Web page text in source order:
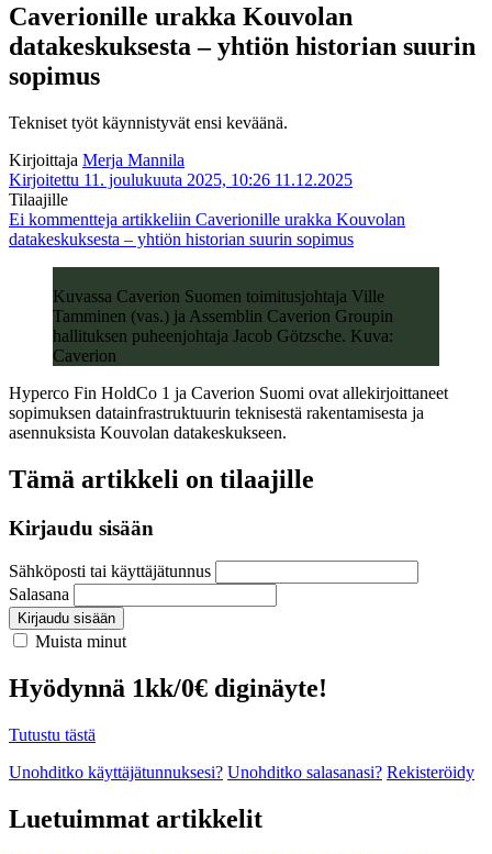
Caverionille urakka Kouvolan
datakeskuksesta – yhtiön historian suurin
sopimus
Tekniset työt käynnistyvät ensi keväänä.
Kirjoittaja Merja Mannila
Kirjoitettu 11. joulukuuta 2025, 10:26 11.12.2025
Tilaajille
Ei kommentteja artikkeliin Caverionille urakka Kouvolan
datakeskuksesta – yhtiön historian suurin sopimus
Kuvassa Caverion Suomen toimitusjohtaja Ville
Tamminen (vas.) ja Assemblin Caverion Groupin
hallituksen puheenjohtaja Jacob Götzsche. Kuva:
Caverion
Hyperco Fin HoldCo 1 ja Caverion Suomi ovat allekirjoittaneet
sopimuksen datainfrastruktuurin teknisestä rakentamisesta ja
asennuksista Kouvolan datakeskukseen.
Tämä artikkeli on tilaajille
Kirjaudu sisään
Sähköposti tai käyttäjätunnus
Salasana
Kirjaudu sisään
Muista minut
Hyödynnä 1kk/0€ diginäyte!
Tutustu tästä
Unohditko käyttäjätunnuksesi? Unohditko salasanasi? Rekisteröidy
Luetuimmat artikkelit